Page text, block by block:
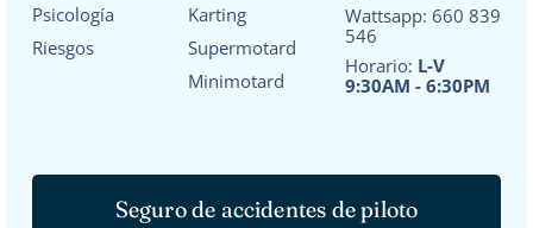
Psicología
Riesgos
Karting
Supermotard
Minimotard
Wattsapp: 660 839
546
Horario: L-V
9:30AM - 6:30PM
Seguro de accidentes de piloto